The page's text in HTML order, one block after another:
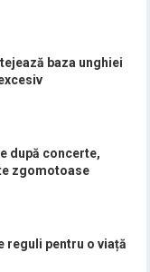
baza unghiei
după concerte,
zgomotoase
reguli pentru o viață